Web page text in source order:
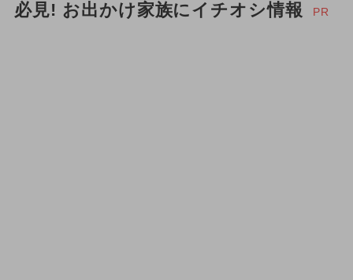
必見! お出かけ家族にイチオシ情報 PR